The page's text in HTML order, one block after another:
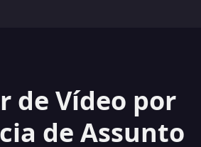
de Vídeo por
de Assunto